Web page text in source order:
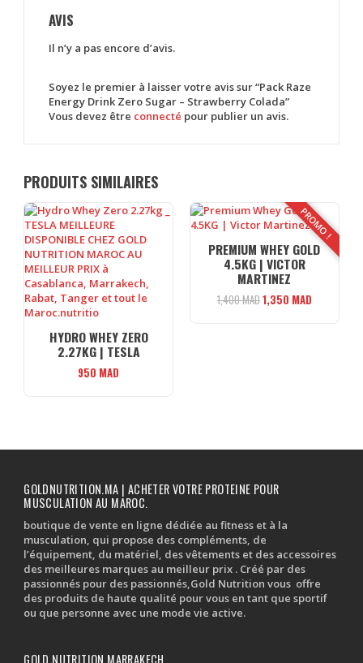
AVIS
Il n’y a pas encore d’avis.
Soyez le premier à laisser votre avis sur “Pack Raze
Energy Drink Zero Sugar – Strawberry Colada”
Vous devez être connecté pour publier un avis.
PRODUITS SIMILAIRES
HYDRO WHEY ZERO
2.27KG | TESLA
950 MAD
PROMO !
PREMIUM WHEY GOLD
4.5KG | VICTOR
MARTINEZ
1,400MADLe
1,350 MADLe
GOLDNUTRITION.MA | ACHETER VOTRE PROTEINE POUR
MUSCULATION AU MAROC.
boutique de vente en ligne dédiée au fitness et à la
musculation, qui propose des compléments, de
l’équipement, du matériel, des vêtements et des accessoires
des meilleures marques au meilleur prix . Créé par des
passionnés pour des passionnés,Gold Nutrition vous offre
des produits de haute qualité pour vous en tant que sportif
ou que personne avec une mode vie active.
GOLD NUTRITION MARRAKECH